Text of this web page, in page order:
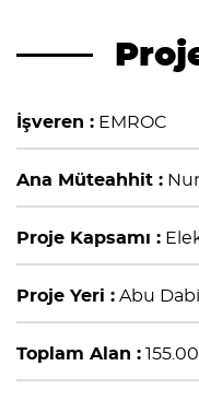
İşveren : EMROC
Ana Müteahhit :
Proje Kapsamı :
Proje Yeri : Abu
Toplam Alan :